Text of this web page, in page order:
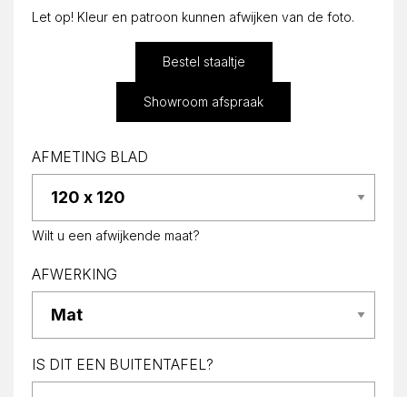
Let op! Kleur en patroon kunnen afwijken van de foto.
Bestel staaltje
Showroom afspraak
AFMETING BLAD
Wilt u een afwijkende maat?
AFWERKING
IS DIT EEN BUITENTAFEL?